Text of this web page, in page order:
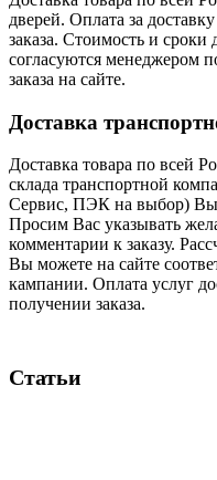
дверей. Оплата за
заказа. Стоимость и сроки
согласуются менеджером
заказа на сайте.
Доставка
Доставка товара по всей
склада транспортной
Сервис, ПЭК на выбор)
Просим Вас указывать
комментарии к заказу.
Вы можете на сайте
кампании. Оплата услуг
получении заказа.
Статьи